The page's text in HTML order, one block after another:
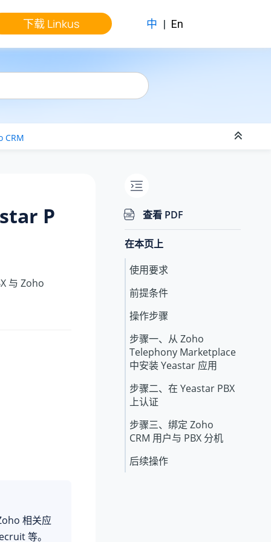
下载 Linkus 中 | En
CRM
P
与 Zoho
相关应
等。
查看 PDF
在本页上
使用要求
前提条件
操作步骤
步骤一、从 Zoho
Telephony Marketplace
中安装 Yeastar 应用
步骤二、在 Yeastar PBX
上认证
步骤三、绑定 Zoho
CRM 用户与 PBX 分机
后续操作